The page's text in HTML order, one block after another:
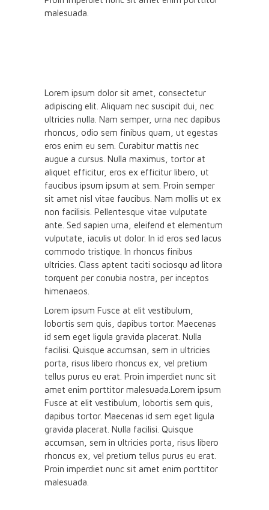
malesuada.
Lorem ipsum dolor sit amet, consectetur
adipiscing elit. Aliquam nec suscipit dui, nec
ultricies nulla. Nam semper, urna nec dapibus
rhoncus, odio sem finibus quam, ut egestas
eros enim eu sem. Curabitur mattis nec
augue a cursus. Nulla maximus, tortor at
aliquet efficitur, eros ex efficitur libero, ut
faucibus ipsum ipsum at sem. Proin semper
sit amet nisl vitae faucibus. Nam mollis ut ex
non facilisis. Pellentesque vitae vulputate
ante. Sed sapien urna, eleifend et elementum
vulputate, iaculis ut dolor. In id eros sed lacus
commodo tristique. In rhoncus finibus
ultricies. Class aptent taciti sociosqu ad litora
torquent per conubia nostra, per inceptos
himenaeos.
Lorem ipsum Fusce at elit vestibulum,
lobortis sem quis, dapibus tortor. Maecenas
id sem eget ligula gravida placerat. Nulla
facilisi. Quisque accumsan, sem in ultricies
porta, risus libero rhoncus ex, vel pretium
tellus purus eu erat. Proin imperdiet nunc sit
amet enim porttitor malesuada.Lorem ipsum
Fusce at elit vestibulum, lobortis sem quis,
dapibus tortor. Maecenas id sem eget ligula
gravida placerat. Nulla facilisi. Quisque
accumsan, sem in ultricies porta, risus libero
rhoncus ex, vel pretium tellus purus eu erat.
Proin imperdiet nunc sit amet enim porttitor
malesuada.